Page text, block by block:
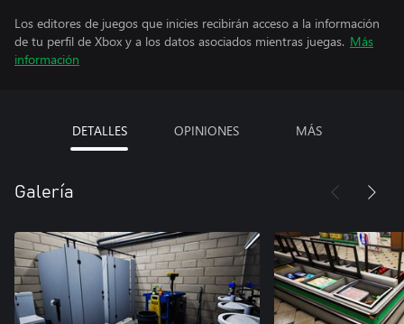
Los editores de juegos que inicies recibirán acceso a la información
de tu perfil de Xbox y a los datos asociados mientras juegas. Más
información
DETALLES OPINIONES MÁS
Galería